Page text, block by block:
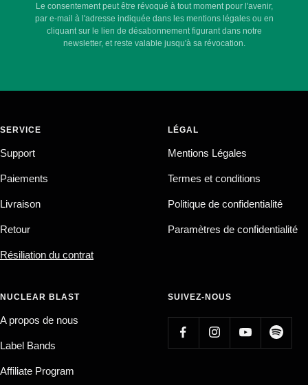
Le consentement peut être révoqué à tout moment pour l'avenir,
par e-mail à l'adresse indiquée dans les mentions légales ou en
cliquant sur le lien de désabonnement figurant dans notre
newsletter, et reste valable jusqu'à sa révocation.
SERVICE
Support
Paiements
Livraison
Retour
Résiliation du contrat
LÉGAL
Mentions Légales
Termes et conditions
Politique de confidentialité
Paramètres de confidentialité
NUCLEAR BLAST
A propos de nous
Label Bands
Affiliate Program
SUIVEZ-NOUS